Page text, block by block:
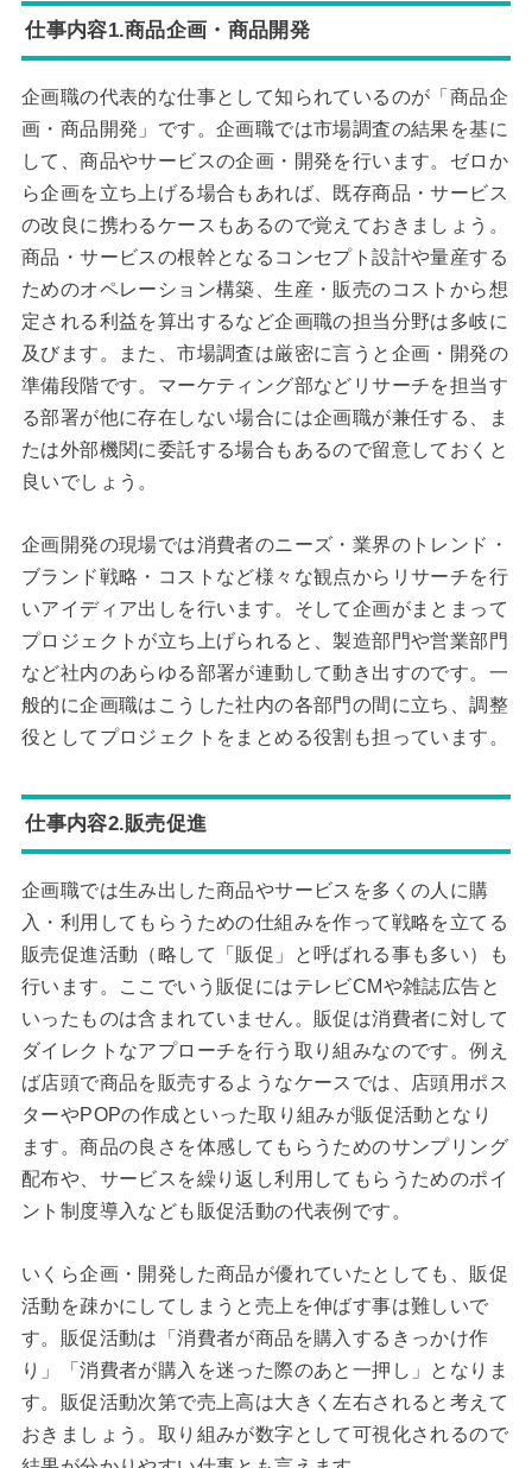
仕事内容1.商品企画・商品開発
企画職の代表的な仕事として知られているのが「商品企
画・商品開発」です。企画職では市場調査の結果を基に
して、商品やサービスの企画・開発を行います。ゼロか
ら企画を立ち上げる場合もあれば、既存商品・サービス
の改良に携わるケースもあるので覚えておきましょう。
商品・サービスの根幹となるコンセプト設計や量産する
ためのオペレーション構築、生産・販売のコストから想
定される利益を算出するなど企画職の担当分野は多岐に
及びます。また、市場調査は厳密に言うと企画・開発の
準備段階です。マーケティング部などリサーチを担当す
る部署が他に存在しない場合には企画職が兼任する、ま
たは外部機関に委託する場合もあるので留意しておくと
良いでしょう。
企画開発の現場では消費者のニーズ・業界のトレンド・
ブランド戦略・コストなど様々な観点からリサーチを行
いアイディア出しを行います。そして企画がまとまって
プロジェクトが立ち上げられると、製造部門や営業部門
など社内のあらゆる部署が連動して動き出すのです。一
般的に企画職はこうした社内の各部門の間に立ち、調整
役としてプロジェクトをまとめる役割も担っています。
仕事内容2.販売促進
企画職では生み出した商品やサービスを多くの人に購
入・利用してもらうための仕組みを作って戦略を立てる
販売促進活動（略して「販促」と呼ばれる事も多い）も
行います。ここでいう販促にはテレビCMや雑誌広告と
いったものは含まれていません。販促は消費者に対して
ダイレクトなアプローチを行う取り組みなのです。例え
ば店頭で商品を販売するようなケースでは、店頭用ポス
ターやPOPの作成といった取り組みが販促活動となり
ます。商品の良さを体感してもらうためのサンプリング
配布や、サービスを繰り返し利用してもらうためのポイ
ント制度導入なども販促活動の代表例です。
いくら企画・開発した商品が優れていたとしても、販促
活動を疎かにしてしまうと売上を伸ばす事は難しいで
す。販促活動は「消費者が商品を購入するきっかけ作
り」「消費者が購入を迷った際のあと一押し」となりま
す。販促活動次第で売上高は大きく左右されると考えて
おきましょう。取り組みが数字として可視化されるので